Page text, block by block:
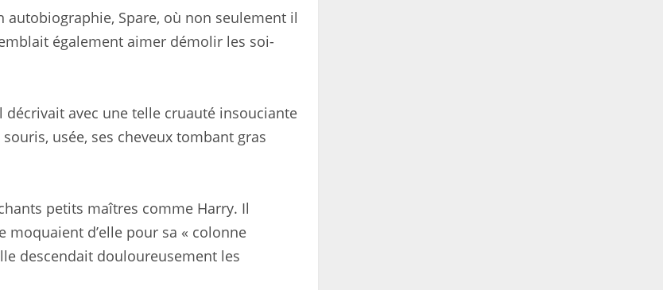
autobiographie, Spare, où non seulement il
également aimer démolir les soi-
décrivait avec une telle cruauté insouciante
usée, ses cheveux tombant gras
petits maîtres comme Harry. Il
d’elle pour sa « colonne
descendait douloureusement les